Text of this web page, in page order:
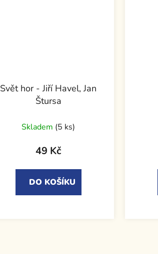
Svět hor - Jiří Havel, Jan
Štursa
Skladem (5 ks)
49 Kč
DO KOŠÍKU